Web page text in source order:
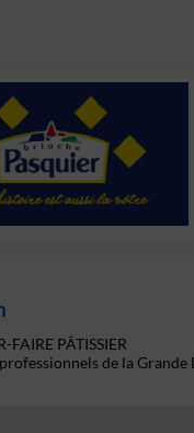
FAIRE PÂTISSIER
de la